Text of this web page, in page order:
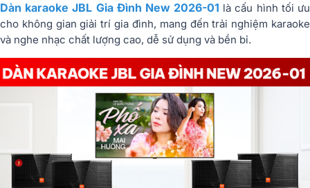
Dàn karaoke JBL Gia Đình New 2026-01 là cấu hình tối ưu
cho không gian giải trí gia đình, mang đến trải nghiệm karaoke
và nghe nhạc chất lượng cao, dễ sử dụng và bền bỉ.